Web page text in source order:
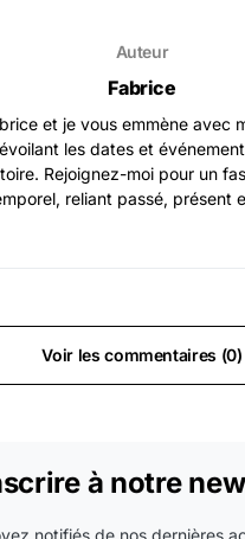
Auteur
Fabrice
et je vous emmène avec
les dates et
Rejoignez-moi pour un
reliant passé, présent
Voir les commentaires (0)
à notre